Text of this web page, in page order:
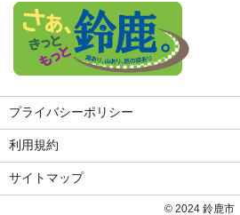
プライバシーポリシー
利用規約
サイトマップ
© 2024 鈴鹿市